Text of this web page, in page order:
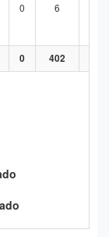
0 6
0 402